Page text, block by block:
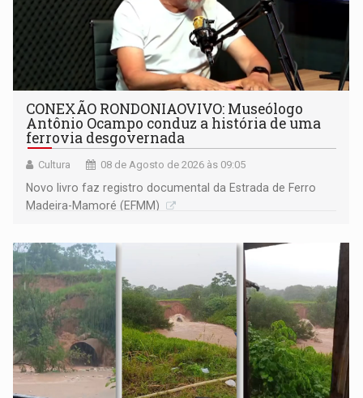
CONEXÃO RONDONIAOVIVO: Museólogo
Antônio Ocampo conduz a história de uma
ferrovia desgovernada
Cultura 08 de Agosto de 2026 às 09:05
Novo livro faz registro documental da Estrada de Ferro
Madeira-Mamoré (EFMM)